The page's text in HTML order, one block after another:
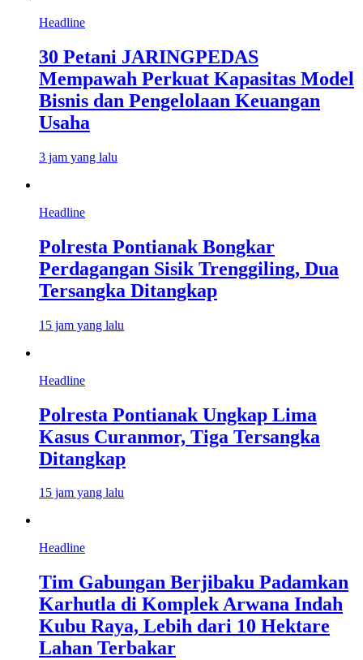
Headline
30 Petani JARINGPEDAS
Mempawah Perkuat Kapasitas Model
Bisnis dan Pengelolaan Keuangan
Usaha
3 jam yang lalu
Headline
Polresta Pontianak Bongkar
Perdagangan Sisik Trenggiling, Dua
Tersangka Ditangkap
15 jam yang lalu
Headline
Polresta Pontianak Ungkap Lima
Kasus Curanmor, Tiga Tersangka
Ditangkap
15 jam yang lalu
Headline
Tim Gabungan Berjibaku Padamkan
Karhutla di Komplek Arwana Indah
Kubu Raya, Lebih dari 10 Hektare
Lahan Terbakar